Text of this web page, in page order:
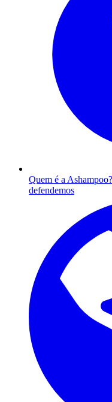
Quem é a Ashampoo?
defendemos